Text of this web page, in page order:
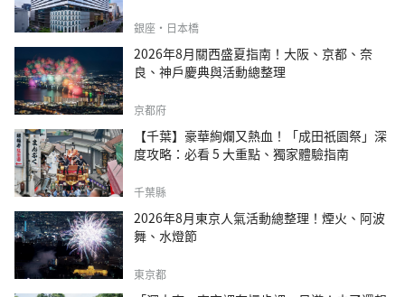
銀座・日本橋
2026年8月關西盛夏指南！大阪、京都、奈
良、神戶慶典與活動總整理
京都府
【千葉】豪華絢爛又熱血！「成田祇園祭」深
度攻略：必看 5 大重點、獨家體驗指南
千葉縣
2026年8月東京人氣活動總整理！煙火、阿波
舞、水燈節
東京都